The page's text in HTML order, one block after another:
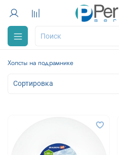
Холсты на подрамнике